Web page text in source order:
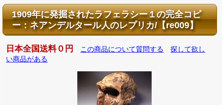
1909年に発掘されたラフェラシー１の完全コピ
ー：ネアンデルタール人のレプリカ/【re009】
日本全国送料０円 この商品について質問する
探して欲し
い商品がある